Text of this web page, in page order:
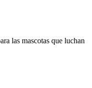
las mascotas que luchan